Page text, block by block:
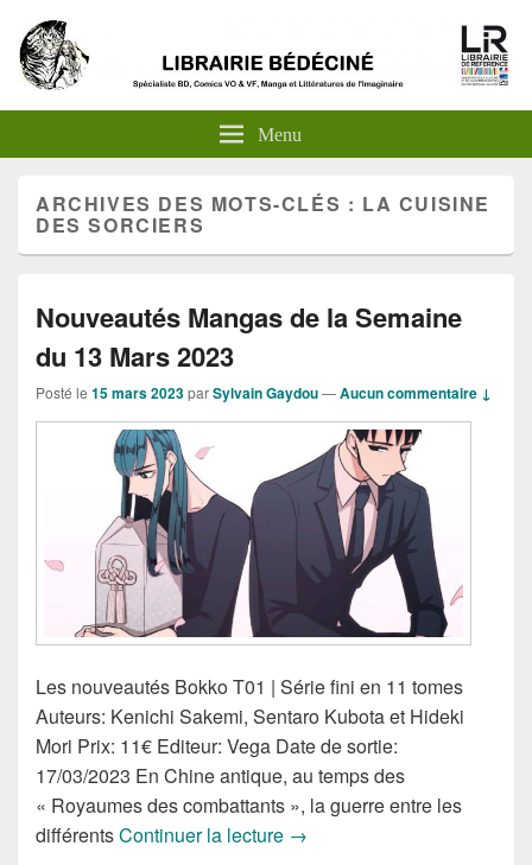
Menu
ARCHIVES DES MOTS-CLÉS : LA CUISINE
DES SORCIERS
Nouveautés Mangas de la Semaine
du 13 Mars 2023
Posté le 15 mars 2023parSylvain Gaydou—Aucun commentaire ↓
Les nouveautés Bokko T01 | Série fini en 11 tomes
Auteurs: Kenichi Sakemi, Sentaro Kubota et Hideki
Mori Prix: 11€ Editeur: Vega Date de sortie:
17/03/2023 En Chine antique, au temps des
« Royaumes des combattants », la guerre entre les
différentsContinuer la lecture Nouveautés Mangas de la
→